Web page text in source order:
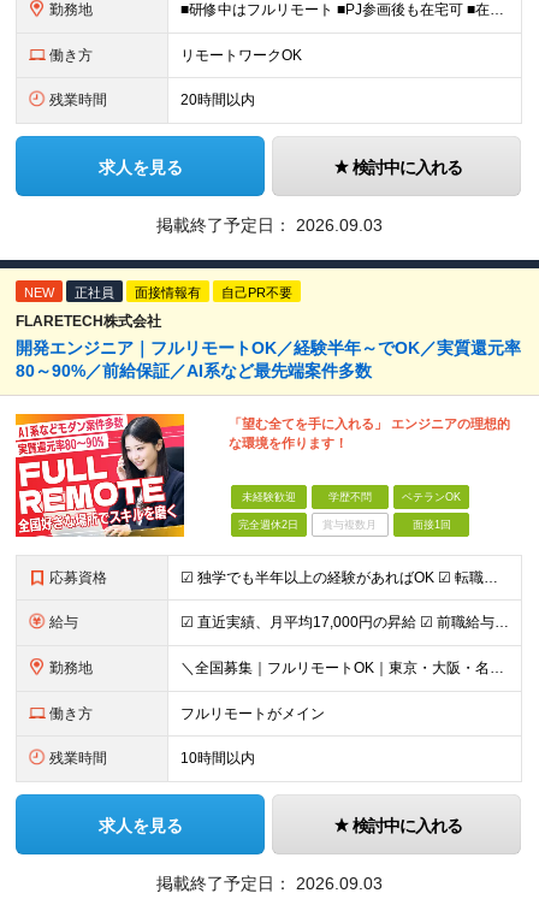
勤務地 ■研修中はフルリモート ■PJ参画後も在宅可 ■在宅勤務手当あり ＜本社＞ 東京都新宿区西新宿8-17-1 住友不動産新宿グランドタワー27階 ※転勤なし （変更の範囲）会社の定める事業所
働き方 リモートワークOK
残業時間 20時間以内
求人を見る 検討中に入れる
掲載終了予定日： 2026.09.03
NEW 正社員 面接情報有 自己PR不要
FLARETECH株式会社
開発エンジニア｜フルリモートOK／経験半年～でOK／実質還元率
80～90%／前給保証／AI系など最先端案件多数
「望む全てを手に入れる」 エンジニアの理想的
な環境を作ります！
未経験歓迎 学歴不問 ベテランOK
完全週休2日 賞与複数月 面接1回
応募資格 ☑︎ 独学でも半年以上の経験があればOK ☑︎ 転職回数・ブランク不問 ☑︎ 学歴不問 ☑︎ スキルチェンジ可 下記いずれかの実務経験をお持ちの方 ■システム開発 ┗言語・工程・業界・ジャンルなどは
給与 ☑︎ 直近実績、月平均17,000円の昇給 ☑︎ 前職給与100%保証 ☑︎ 実質還元率80～90% ☑︎ 待機時も給与は満額支給 月給35万円～70万円＋交通費など各種手当 ※想定年収：4,200
勤務地 ＼全国募集｜フルリモートOK｜東京・大阪・名古屋エリアは出社案件も豊富／ 【1】フルリモートの場合…全国各地にて完全在宅勤務が可能！強制的な出社日もありません。 【2】出社の場合…本社、大阪支店、も
働き方 フルリモートがメイン
残業時間 10時間以内
求人を見る 検討中に入れる
掲載終了予定日： 2026.09.03